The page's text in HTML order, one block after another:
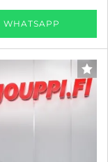
WHATSAPP